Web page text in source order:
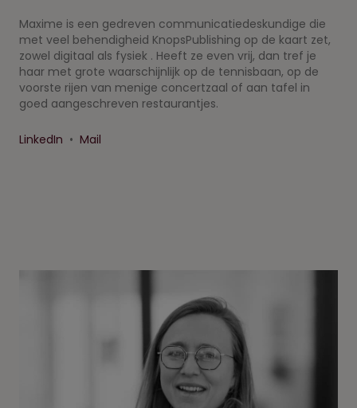
Maxime is een gedreven communicatiedeskundige die
met veel behendigheid KnopsPublishing op de kaart zet,
zowel digitaal als fysiek . Heeft ze even vrij, dan tref je
haar met grote waarschijnlijk op de tennisbaan, op de
voorste rijen van menige concertzaal of aan tafel in
goed aangeschreven restaurantjes.
LinkedIn • Mail